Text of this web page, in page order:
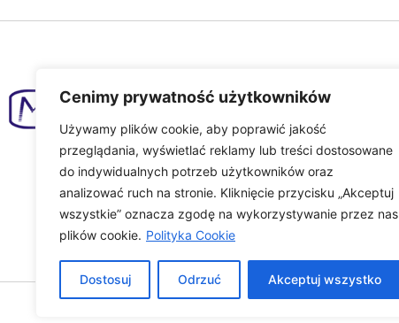
Cenimy prywatność użytkowników
Używamy plików cookie, aby poprawić jakość
przeglądania, wyświetlać reklamy lub treści dostosowane
do indywidualnych potrzeb użytkowników oraz
analizować ruch na stronie. Kliknięcie przycisku „Akceptuj
wszystkie” oznacza zgodę na wykorzystywanie przez nas
plików cookie. Polityka Cookie
Dostosuj Odrzuć Akceptuj wszystko
O nas
Aktualności